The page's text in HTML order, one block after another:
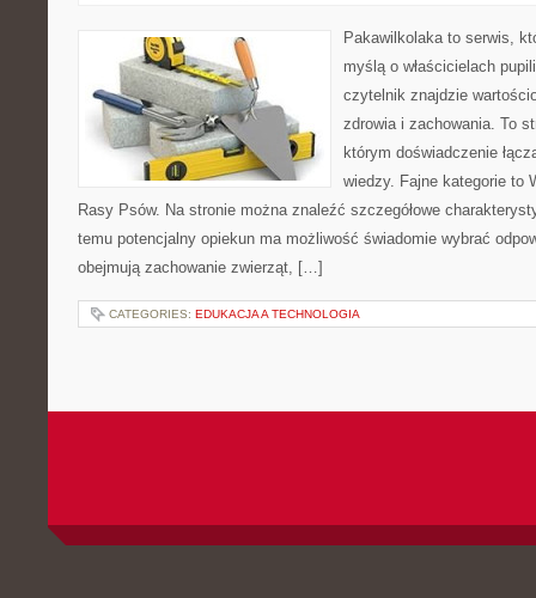
Pakawilkolaka to serwis,
myślą o właścicielach
czytelnik znajdzie
zdrowia i zachowania. To
którym doświadczenie
wiedzy. Fajne kategorie to
Rasy Psów. Na stronie można znaleźć szczegółowe
temu potencjalny opiekun ma możliwość świadomie wybrać
obejmują zachowanie zwierząt, […]
CATEGORIES: EDUKACJA A TECHNOLOGIA